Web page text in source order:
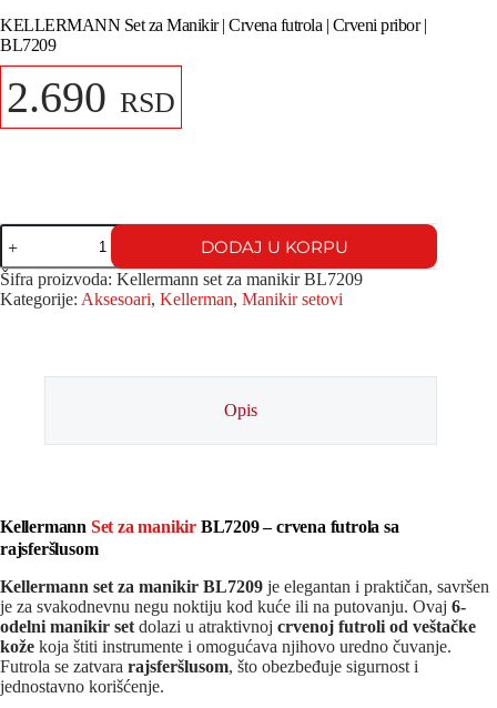
KELLERMANN Set za Manikir | Crvena futrola | Crveni pribor |
BL7209
2.690 RSD
DODAJ U KORPU
Šifra proizvoda: Kellermann set za manikir BL7209
Kategorije: Aksesoari, Kellerman, Manikir setovi
Opis
Kellermann Set za manikir BL7209 – crvena futrola sa
rajsferšlusom
Kellermann set za manikir BL7209 je elegantan i praktičan, savršen
je za svakodnevnu negu noktiju kod kuće ili na putovanju. Ovaj 6-
odelni manikir set dolazi u atraktivnoj crvenoj futroli od veštačke
kože koja štiti instrumente i omogućava njihovo uredno čuvanje.
Futrola se zatvara rajsferšlusom, što obezbeđuje sigurnost i
jednostavno korišćenje.